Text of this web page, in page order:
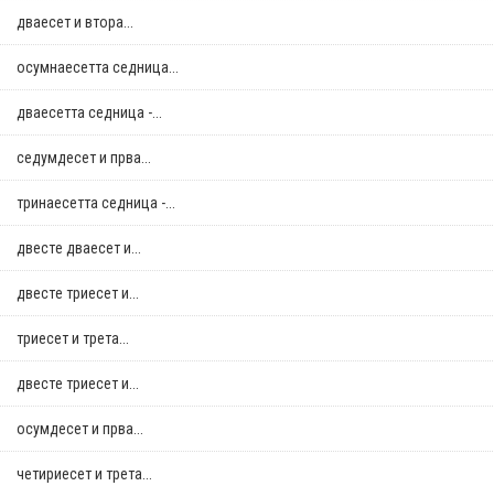
дваесет и втора...
осумнaесетта седница...
дваесетта седница -...
седумдесет и прва...
тринаесетта седница -...
двестe дваесет и...
двестe триесет и...
триесет и трета...
двестe триесет и...
осумдесет и прва...
четириесет и трета...